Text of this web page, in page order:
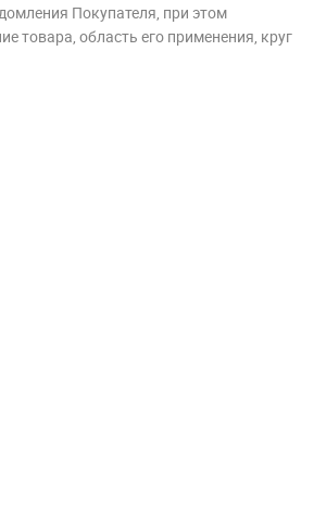
Покупателя, при этом
товара, область его применения, круг